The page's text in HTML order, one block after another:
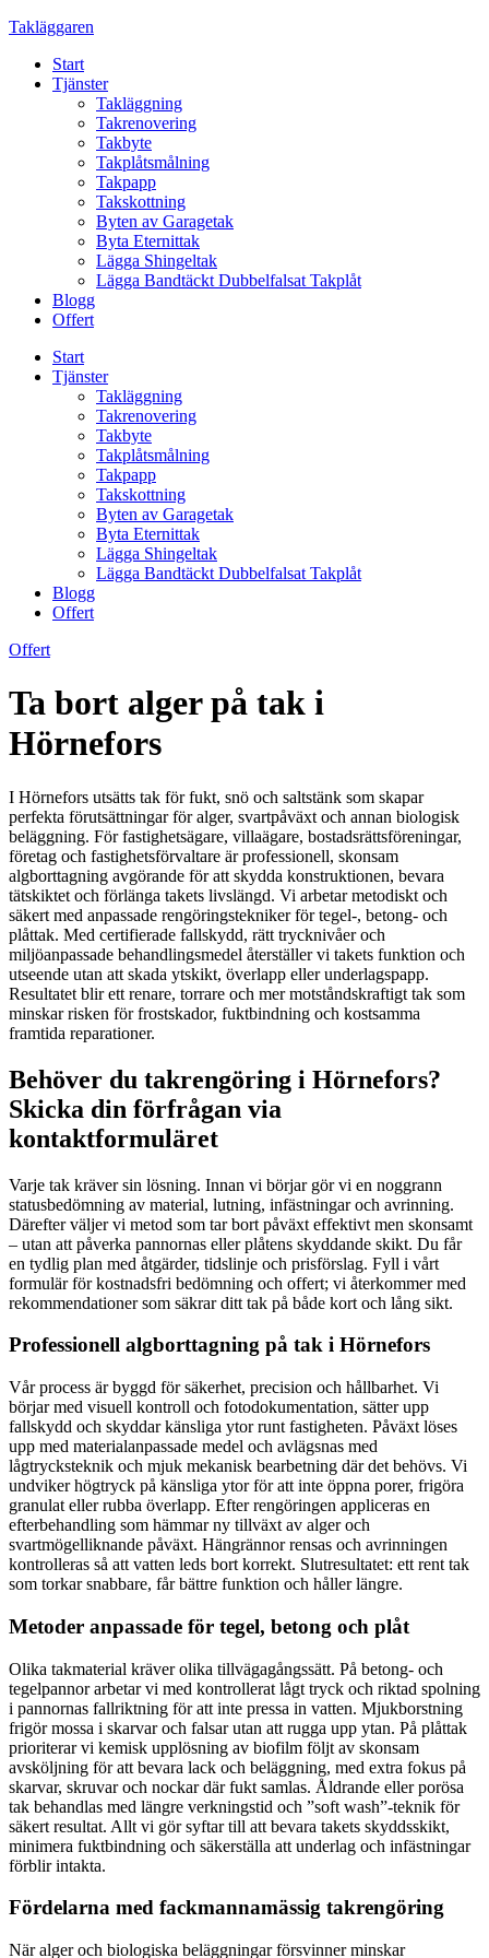
Skip
content
Takläggaren
Start
Tjänster
Takläggning
Takrenovering
Takbyte
Takplåtsmålning
Takpapp
Takskottning
Byten av Garagetak
Byta Eternittak
Lägga Shingeltak
Lägga Bandtäckt Dubbelfalsat Takplåt
Blogg
Offert
Start
Tjänster
Takläggning
Takrenovering
Takbyte
Takplåtsmålning
Takpapp
Takskottning
Byten av Garagetak
Byta Eternittak
Lägga Shingeltak
Lägga Bandtäckt Dubbelfalsat Takplåt
Blogg
Offert
Offert
Ta bort alger på tak i
Hörnefors
I Hörnefors utsätts tak för fukt, snö och saltstänk som skapar
perfekta förutsättningar för alger, svartpåväxt och annan biologisk
beläggning. För fastighetsägare, villaägare, bostadsrättsföreningar,
företag och fastighetsförvaltare är professionell, skonsam
algborttagning avgörande för att skydda konstruktionen, bevara
tätskiktet och förlänga takets livslängd. Vi arbetar metodiskt och
säkert med anpassade rengöringstekniker för tegel-, betong- och
plåttak. Med certifierade fallskydd, rätt trycknivåer och
miljöanpassade behandlingsmedel återställer vi takets funktion och
utseende utan att skada ytskikt, överlapp eller underlagspapp.
Resultatet blir ett renare, torrare och mer motståndskraftigt tak som
minskar risken för frostskador, fuktbindning och kostsamma
framtida reparationer.
Behöver du takrengöring i Hörnefors?
Skicka din förfrågan via
kontaktformuläret
Varje tak kräver sin lösning. Innan vi börjar gör vi en noggrann
statusbedömning av material, lutning, infästningar och avrinning.
Därefter väljer vi metod som tar bort påväxt effektivt men skonsamt
– utan att påverka pannornas eller plåtens skyddande skikt. Du får
en tydlig plan med åtgärder, tidslinje och prisförslag. Fyll i vårt
formulär för kostnadsfri bedömning och offert; vi återkommer med
rekommendationer som säkrar ditt tak på både kort och lång sikt.
Professionell algborttagning på tak i Hörnefors
Vår process är byggd för säkerhet, precision och hållbarhet. Vi
börjar med visuell kontroll och fotodokumentation, sätter upp
fallskydd och skyddar känsliga ytor runt fastigheten. Påväxt löses
upp med materialanpassade medel och avlägsnas med
lågtrycksteknik och mjuk mekanisk bearbetning där det behövs. Vi
undviker högtryck på känsliga ytor för att inte öppna porer, frigöra
granulat eller rubba överlapp. Efter rengöringen appliceras en
efterbehandling som hämmar ny tillväxt av alger och
svartmögelliknande påväxt. Hängrännor rensas och avrinningen
kontrolleras så att vatten leds bort korrekt. Slutresultatet: ett rent tak
som torkar snabbare, får bättre funktion och håller längre.
Metoder anpassade för tegel, betong och plåt
Olika takmaterial kräver olika tillvägagångssätt. På betong- och
tegelpannor arbetar vi med kontrollerat lågt tryck och riktad spolning
i pannornas fallriktning för att inte pressa in vatten. Mjukborstning
frigör mossa i skarvar och falsar utan att rugga upp ytan. På plåttak
prioriterar vi kemisk upplösning av biofilm följt av skonsam
avsköljning för att bevara lack och beläggning, med extra fokus på
skarvar, skruvar och nockar där fukt samlas. Åldrande eller porösa
tak behandlas med längre verkningstid och ”soft wash”-teknik för
säkert resultat. Allt vi gör syftar till att bevara takets skyddsskikt,
minimera fuktbindning och säkerställa att underlag och infästningar
förblir intakta.
Fördelarna med fackmannamässig takrengöring
När alger och biologiska beläggningar försvinner minskar